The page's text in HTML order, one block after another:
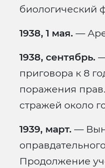
биологический
1938, 1 мая. —
1938, сентябрь.
приговора к 8
поражения
стражей около
1939, март. —
Продолжение